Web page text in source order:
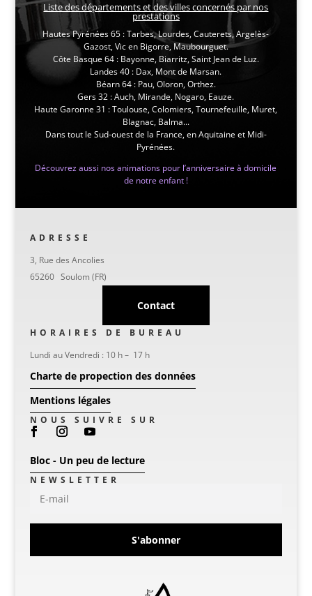
Liste des départements et des villes concernés par nos
prestations
Hautes Pyrénées 65 : Tarbes, Lourdes, Cauterets, Argelès-
Gazost, Vic en Bigorre, Maubourguet.
Côte Basque 64 : Bayonne, Biarritz, Saint Jean de Luz.
Landes 40 : Dax, Mont de Marsan.
Béarn 64 : Pau, Oloron, Orthez.
Gers 32 : Auch, Mirande, Nogaro, Eauze.
Haute Garonne 31 : Toulouse, Colomiers, Tournefeuille, Muret,
Blagnac, Balma...
Dans tout le Sud-ouest de la France, en Aquitaine et Midi-
Pyrénées.
Découvrez aussi nos animations pour l’anniversaire à domicile
de notre enfant !
ADRESSE
3, Rue des Ancolies
65260 Soulom (FR)
Contact
HORAIRES DE BUREAU
Lundi au Vendredi : 10 h – 17 h
Charte de propection des données
Mentions légales
NOUS SUIVRE SUR
Bloc - Un peu de lecture
NEWSLETTER
S'abonner